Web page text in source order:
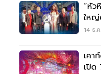
“หัว
ใหญ่
ใหม่
14 ธ.
เคา
เปิด